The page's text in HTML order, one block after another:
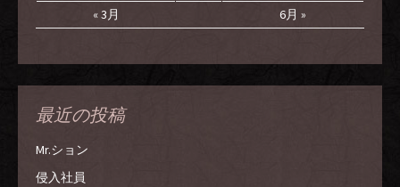
« 3月 6月 »
最近の投稿
Mr.ション
侵入社員